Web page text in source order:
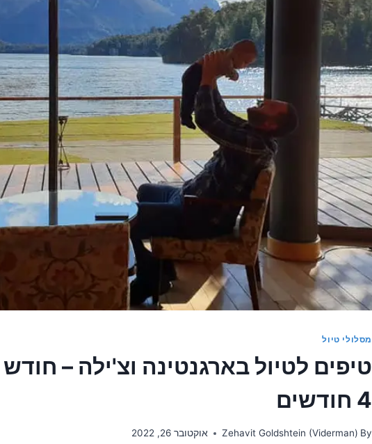
מסלולי טיול
טיפים לטיול בארגנטינה וצ'ילה –
4 חודשים
By
Zehavit Goldshtein (Viderman) אוקטובר 26, 2022